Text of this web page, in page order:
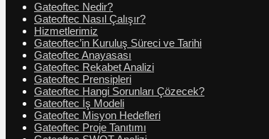
Gateoftec Nedir?
Gateoftec Nasıl Çalışır?
Hizmetlerimiz
Gateoftec’in Kuruluş Süreci ve Tarihi
Gateoftec Anayasası
Gateoftec Rekabet Analizi
Gateoftec Prensipleri
Gateoftec Hangi Sorunları Çözecek?
Gateoftec İş Modeli
Gateoftec Misyon Hedefleri
Gateoftec Proje Tanıtımı